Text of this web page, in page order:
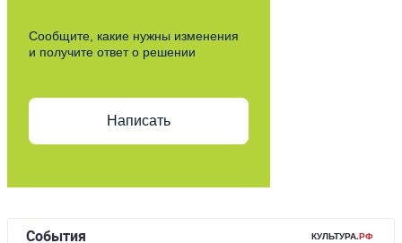
Сообщите, какие нужны изменения
и получите ответ о решении
Написать